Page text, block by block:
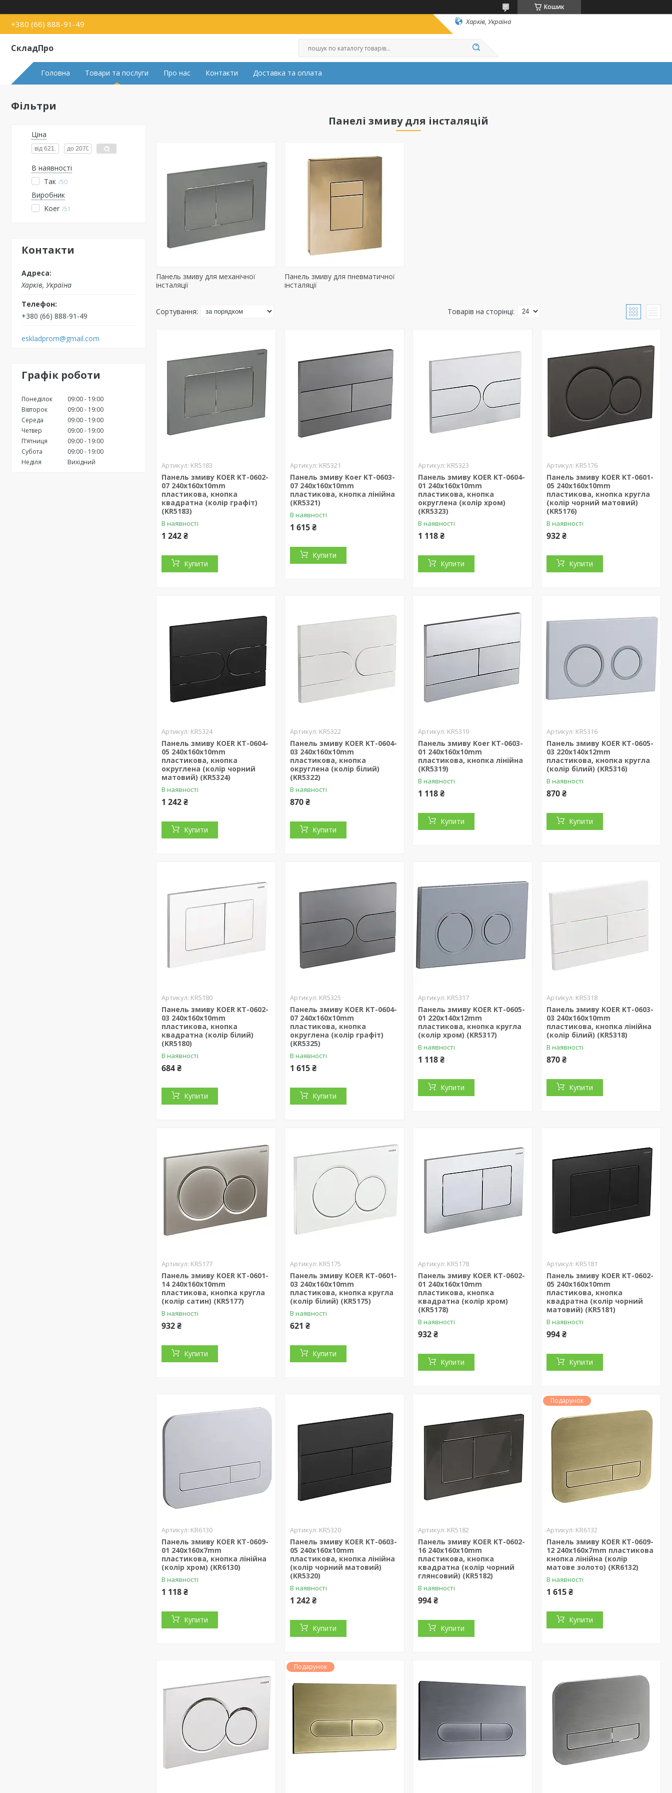
Кошик
+380 (66) 888-91-49 Харків, Україна
СкладПро
Головна Товари та послуги Про нас Контакти Доставка та оплата
Фільтри
Ціна
В наявності
Так 50
Виробник
Koer 51
Контакти
Харків, Україна
+380 (66) 888-91-49
eskladprom@gmail.com
Графік роботи
Понеділок 09:00
19:00
Вівторок
09:00
19:00
Середа
09:00
19:00
Четвер
09:00
19:00
Пʼятниця
09:00
19:00
Субота
09:00
19:00
Неділя
Вихідний
Панелі змиву для інсталяцій
Панель змиву для механічної
інсталяції
Панель змиву для пневматичної
інсталяції
KR5183
Панель змиву KOER KT-0602-
07 240x160x10mm
пластикова, кнопка
квадратна (колір графіт)
(KR5183)
В наявності
1 242 ₴
Купити
KR5321
Панель змиву Koer KT-0603-
07 240x160x10mm
пластикова, кнопка лінійна
(KR5321)
В наявності
1 615 ₴
Купити
KR5323
Панель змиву KOER KT-0604-
01 240x160x10mm
пластикова, кнопка
округлена (колір хром)
(KR5323)
В наявності
1 118 ₴
Купити
KR5176
Панель змиву KOER KT-0601-
05 240x160x10mm
пластикова, кнопка кругла
(колір чорний матовий)
(KR5176)
В наявності
932 ₴
Купити
KR5324
Панель змиву KOER KT-0604-
05 240x160x10mm
пластикова, кнопка
округлена (колір чорний
матовий) (KR5324)
В наявності
1 242 ₴
Купити
KR5322
Панель змиву KOER KT-0604-
03 240x160x10mm
пластикова, кнопка
округлена (колір білий)
(KR5322)
В наявності
870 ₴
Купити
KR5319
Панель змиву Koer KT-0603-
01 240x160x10mm
пластикова, кнопка лінійна
(KR5319)
В наявності
1 118 ₴
Купити
KR5316
Панель змиву KOER KT-0605-
03 220x140x12mm
пластикова, кнопка кругла
(колір білий) (KR5316)
В наявності
870 ₴
Купити
KR5180
Панель змиву KOER KT-0602-
03 240x160x10mm
пластикова, кнопка
квадратна (колір білий)
(KR5180)
В наявності
684 ₴
Купити
KR5325
Панель змиву KOER KT-0604-
07 240x160x10mm
пластикова, кнопка
округлена (колір графіт)
(KR5325)
В наявності
1 615 ₴
Купити
KR5317
Панель змиву KOER KT-0605-
01 220x140x12mm
пластикова, кнопка кругла
(колір хром) (KR5317)
В наявності
1 118 ₴
Купити
KR5318
Панель змиву KOER KT-0603-
03 240x160x10mm
пластикова, кнопка лінійна
(колір білий) (KR5318)
В наявності
870 ₴
Купити
KR5177
Панель змиву KOER KT-0601-
14 240x160x10mm
пластикова, кнопка кругла
(колір сатин) (KR5177)
В наявності
932 ₴
Купити
KR5175
Панель змиву KOER KT-0601-
03 240x160x10mm
пластикова, кнопка кругла
(колір білий) (KR5175)
В наявності
621 ₴
Купити
KR5178
Панель змиву KOER KT-0602-
01 240x160x10mm
пластикова, кнопка
квадратна (колір хром)
(KR5178)
В наявності
932 ₴
Купити
KR5181
Панель змиву KOER KT-0602-
05 240x160x10mm
пластикова, кнопка
квадратна (колір чорний
матовий) (KR5181)
В наявності
994 ₴
Купити
KR6130
Панель змиву KOER KT-0609-
01 240x160x7mm
пластикова, кнопка лінійна
(колір хром) (KR6130)
В наявності
1 118 ₴
Купити
KR5320
Панель змиву KOER KT-0603-
05 240x160x10mm
пластикова, кнопка лінійна
(колір чорний матовий)
(KR5320)
В наявності
1 242 ₴
Купити
KR5182
Панель змиву KOER KT-0602-
16 240x160x10mm
пластикова, кнопка
квадратна (колір чорний
глянсовий) (KR5182)
В наявності
994 ₴
Купити
Подарунок
KR6132
Панель змиву KOER KT-0609-
12 240x160x7mm пластикова
кнопка лінійна (колір
матове золото) (KR6132)
В наявності
1 615 ₴
Купити
Подарунок